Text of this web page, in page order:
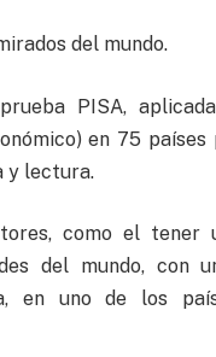
del mundo.
PISA,
en 75
y lectura.
como el tener
del mundo, con
en uno de los